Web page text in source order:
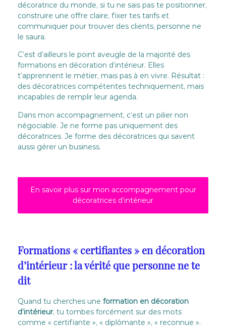
décoratrice du monde, si tu ne sais pas te positionner,
construire une offre claire, fixer tes tarifs et
communiquer pour trouver des clients, personne ne
le saura.
C’est d’ailleurs le point aveugle de la majorité des
formations en décoration d’intérieur. Elles
t’apprennent le métier, mais pas à en vivre. Résultat :
des décoratrices compétentes techniquement, mais
incapables de remplir leur agenda.
Dans mon accompagnement, c’est un pilier non
négociable. Je ne forme pas uniquement des
décoratrices. Je forme des décoratrices qui savent
aussi gérer un business.
En savoir plus sur mon accompagnement pour
décoratrices d’intérieur
Formations « certifiantes » en décoration
d’intérieur : la vérité que personne ne te
dit
Quand tu cherches une formation en décoration
d’intérieur, tu tombes forcément sur des mots
comme « certifiante », « diplômante », « reconnue ».